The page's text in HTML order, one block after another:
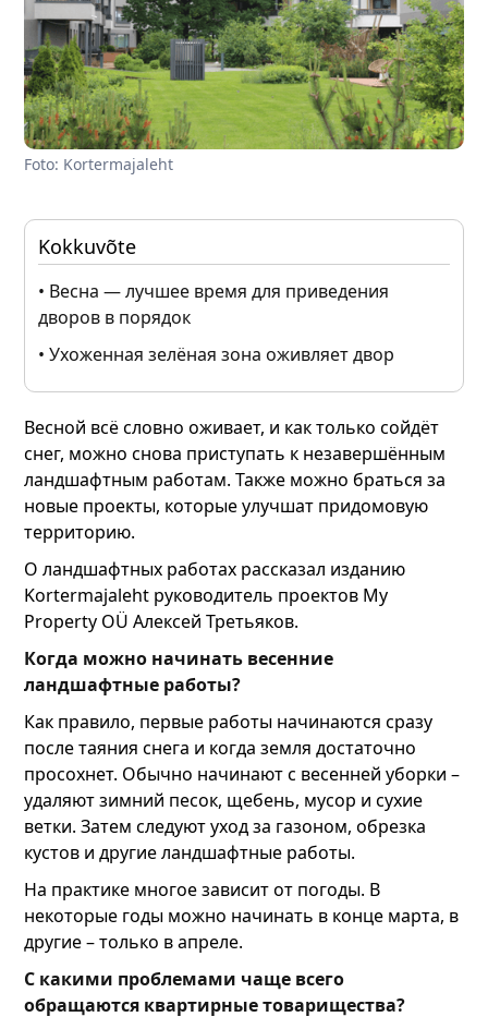
Foto: Kortermajaleht
Kokkuvõte
• Весна — лучшее время для приведения
дворов в порядок
• Ухоженная зелёная зона оживляет двор
Весной всё словно оживает, и как только сойдёт
снег, можно снова приступать к незавершённым
ландшафтным работам. Также можно браться за
новые проекты, которые улучшат придомовую
территорию.
О ландшафтных работах рассказал изданию
Kortermajaleht руководитель проектов My
Property OÜ Алексей Третьяков.
Когда можно начинать весенние
ландшафтные работы?
Как правило, первые работы начинаются сразу
после таяния снега и когда земля достаточно
просохнет. Обычно начинают с весенней уборки –
удаляют зимний песок, щебень, мусор и сухие
ветки. Затем следуют уход за газоном, обрезка
кустов и другие ландшафтные работы.
На практике многое зависит от погоды. В
некоторые годы можно начинать в конце марта, в
другие – только в апреле.
С какими проблемами чаще всего
обращаются квартирные товарищества?